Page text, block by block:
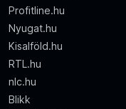
Profitline.hu
Nyugat.hu
Kisalföld.hu
RTL.hu
nlc.hu
Blikk